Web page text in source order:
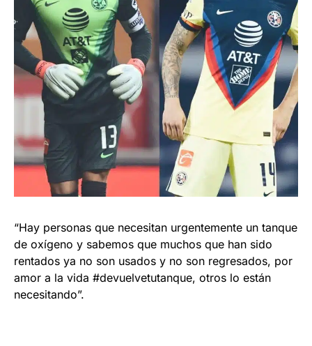
“Hay personas que necesitan urgentemente un tanque
de oxígeno y sabemos que muchos que han sido
rentados ya no son usados y no son regresados, por
amor a la vida #devuelvetutanque, otros lo están
necesitando”.